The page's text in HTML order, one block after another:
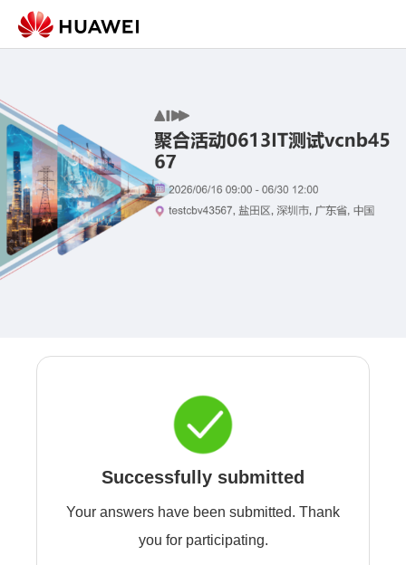
Successfully submitted
Your answers have been submitted. Thank
you for participating.